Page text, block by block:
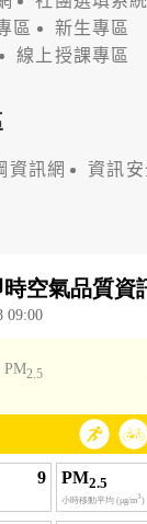
區
新生專區
線上授課專區
資訊網
資訊安